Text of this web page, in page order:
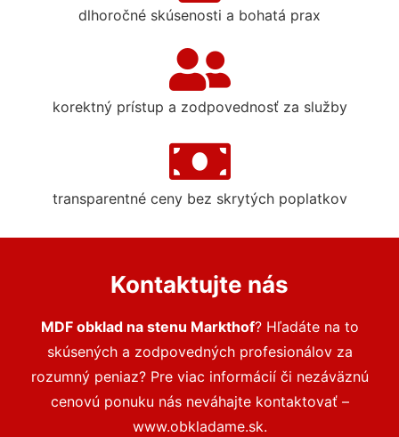
dlhoročné skúsenosti a bohatá prax
korektný prístup a zodpovednosť za služby
transparentné ceny bez skrytých poplatkov
Kontaktujte nás
MDF obklad na stenu Markthof? Hľadáte na to
skúsených a zodpovedných profesionálov za
rozumný peniaz? Pre viac informácií či nezáväznú
cenovú ponuku nás neváhajte kontaktovať –
www.obkladame.sk.